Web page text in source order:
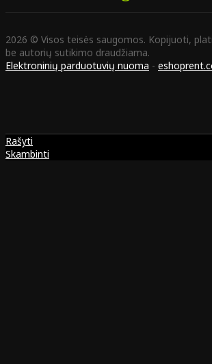
2026 © Visos teisės saugomos. Kopijuoti,
be autorių sutikimo draudžiama.
Elektroninių parduotuvių nuoma -
Rašyti
Skambinti